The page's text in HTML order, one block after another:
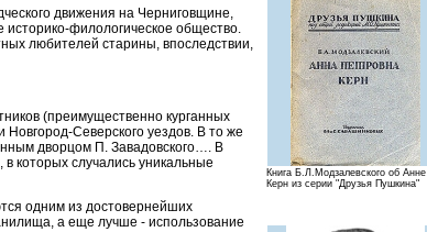
Книга Б.Л.Модзалевского об Анне
Керн из серии "Друзья Пушкина"
движения на Черниговщине,
историко-филологическое общество.
любителей старины, впоследствии,
(преимущественно курганных
Новгород-Северского уездов. В то же
дворцом П. Завадовского…. В
которых случались уникальные
одним из достовернейших
а еще лучше - использование